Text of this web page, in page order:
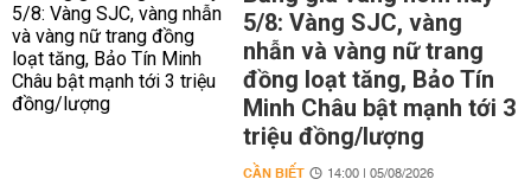
5/8: Vàng SJC, vàng
nhẫn và vàng nữ trang
đồng loạt tăng, Bảo Tín
Minh Châu bật mạnh tới 3
triệu đồng/lượng
CẦN BIẾT 14:00 | 05/08/2026